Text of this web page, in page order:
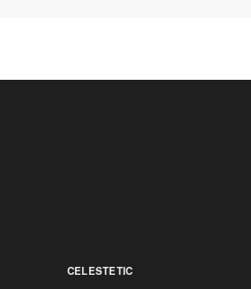
CELESTETIC